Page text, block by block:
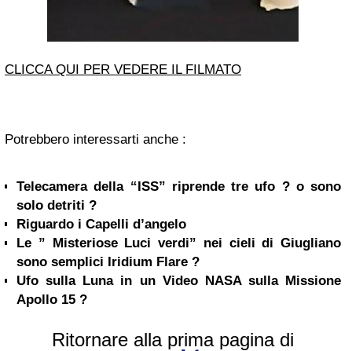
CLICCA QUI PER VEDERE IL FILMATO
Potrebbero interessarti anche :
Telecamera della “ISS” riprende tre ufo ? o sono
solo detriti ?
Riguardo i Capelli d’angelo
Le ” Misteriose Luci verdi” nei cieli di Giugliano
sono semplici Iridium Flare ?
Ufo sulla Luna in un Video NASA sulla Missione
Apollo 15 ?
Ritornare alla prima pagina di